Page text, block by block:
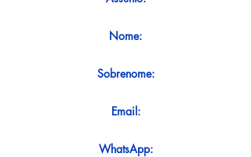
Nome:
Sobrenome:
Email:
WhatsApp: